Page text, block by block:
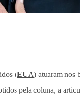
(EUA) atuaram nos
pela coluna, a